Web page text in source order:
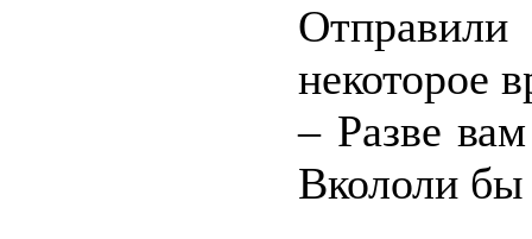
некоторое
– Разве
Вкололи бы